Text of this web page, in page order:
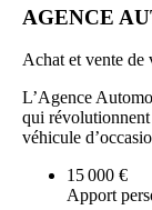
AGENCE
Achat et vente de
L’Agence
qui révolutionnent
véhicule
15 000 €
Apport